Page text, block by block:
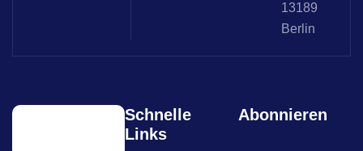
13189
Berlin
Schnelle
Links
Abonnieren